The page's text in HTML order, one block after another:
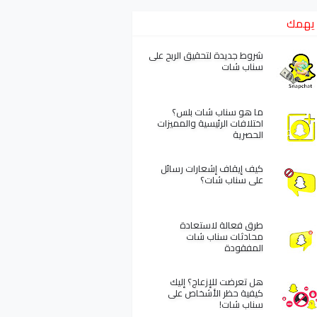
شروط جديدة لتحقيق الربح على
سناب شات
ما هو سناب شات بلس؟
اختلافات الرئيسية والمميزات
الحصرية
كيف إيقاف إشعارات رسائل
على سناب شات؟
طرق فعالة لاستعادة
محادثات سناب شات
المفقودة
هل تعرضت للإزعاج؟ إليك
كيفية حظر الأشخاص على
سناب شات!